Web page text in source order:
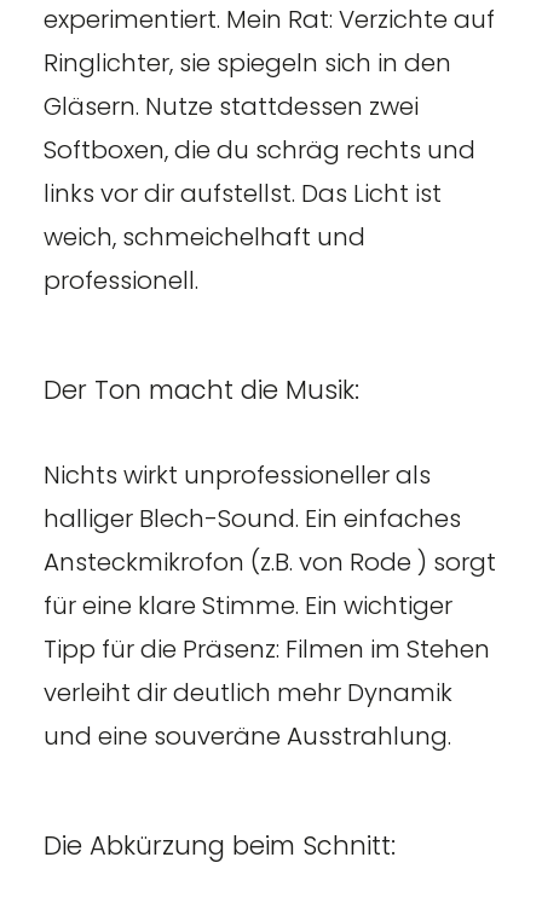
experimentiert. Mein Rat: Verzichte auf
Ringlichter, sie spiegeln sich in den
Gläsern. Nutze stattdessen zwei
Softboxen, die du schräg rechts und
links vor dir aufstellst. Das Licht ist
weich, schmeichelhaft und
professionell.
Der Ton macht die Musik:
Nichts wirkt unprofessioneller als
halliger Blech-Sound. Ein einfaches
Ansteckmikrofon (z.B. von Rode ) sorgt
für eine klare Stimme. Ein wichtiger
Tipp für die Präsenz: Filmen im Stehen
verleiht dir deutlich mehr Dynamik
und eine souveräne Ausstrahlung.
Die Abkürzung beim Schnitt: